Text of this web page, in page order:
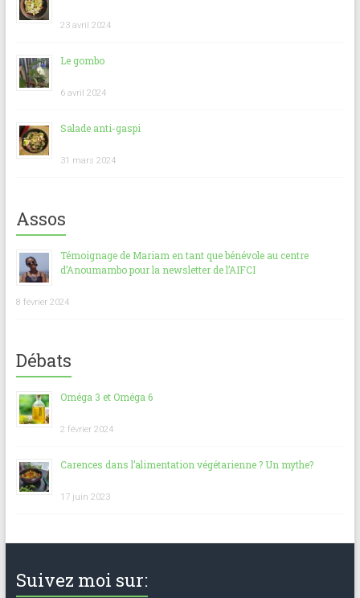
23 avril 2024
Le gombo
6 avril 2024
Salade anti-gaspi
31 mars 2024
Assos
Témoignage de Mariam en tant que bénévole au centre
d’Anoumambo pour la newsletter de l’AIFCI
8 février 2024
Débats
Oméga 3 et Oméga 6
2 février 2024
Carences dans l’alimentation végétarienne ? Un mythe?
17 juin 2023
Suivez moi sur: